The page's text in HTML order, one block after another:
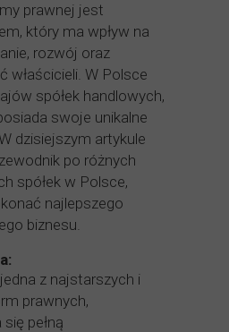
prawnej jest
który ma wpływ na
rozwój oraz
właścicieli. W Polsce
spółek handlowych,
swoje unikalne
dzisiejszym artykule
po różnych
spółek w Polsce,
najlepszego
biznesu.
z najstarszych i
prawnych,
pełną